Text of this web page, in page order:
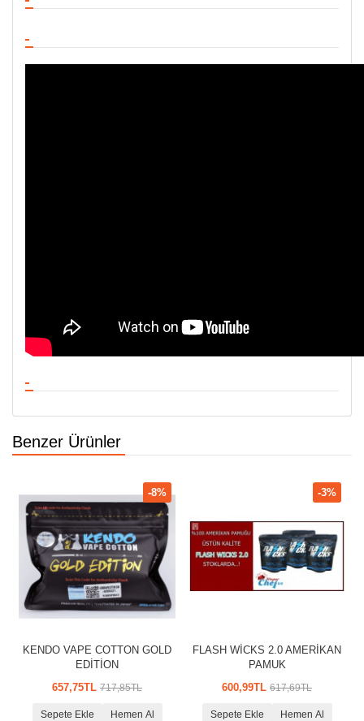
Benzer Ürünler
KENDO VAPE COTTON GOLD
EDİTİON
657,75TL 717,85TL
-8%
Sepete Ekle Hemen Al
FLASH WİCKS 2.0 AMERİKAN
PAMUK
600,99TL 617,69TL
-3%
Sepete Ekle Hemen Al